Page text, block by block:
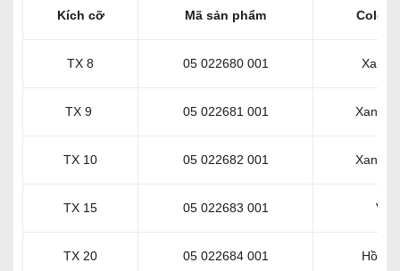
Kích cỡ Mã sản phẩm Color
TX 8 05 022680 001 Xanh
TX 9 05 022681 001 Xanh
TX 10 05 022682 001 Xanh
TX 15 05 022683 001
TX 20 05 022684 001 Hồng